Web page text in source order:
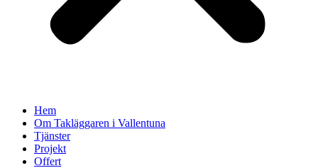
Hem
Om Takläggaren i Vallentuna
Tjänster
Projekt
Offert